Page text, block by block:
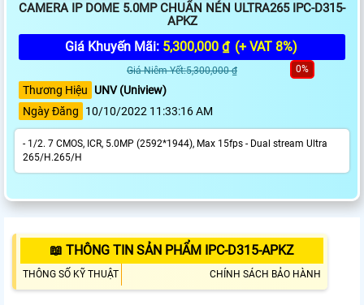
CAMERA IP DOME 5.0MP CHUẨN NÉN ULTRA265 IPC-D315-
APKZ
Giá Khuyến Mãi: 5,300,000 ₫ (+ VAT 8%)
Giá Niêm Yết:5,300,000 ₫ 0%
Thương Hiệu
UNV (Uniview)
Ngày Đăng
10/10/2022 11:33:16 AM
- 1/2. 7 CMOS, ICR, 5.0MP (2592*1944), Max 15fps - Dual stream Ultra
265/H.265/H
📖 THÔNG TIN SẢN PHẨM IPC-D315-APKZ
THÔNG SỐ KỸ THUẬT CHÍNH SÁCH BẢO HÀNH